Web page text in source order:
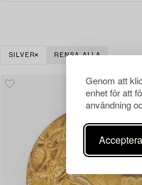
Genom att
enhet för att
användning
SILVER RENSA ALLA